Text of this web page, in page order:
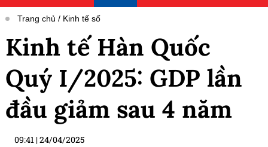
Trang chủ Kinh tế số
Kinh tế Hàn Quốc
Quý I/2025: GDP lần
đầu giảm sau 4 năm
09:41 |24/04/2025